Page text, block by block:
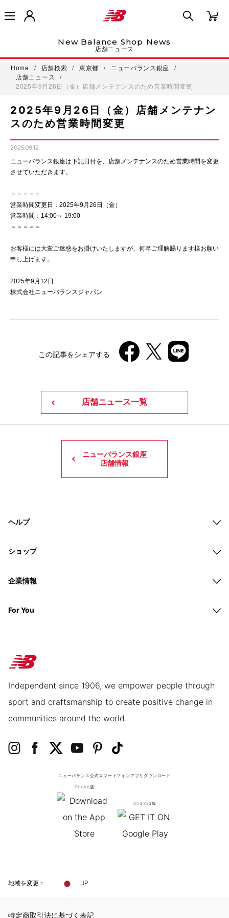
New Balance Shop News
店舗ニュース
Home / 店舗検索 / 東京都 / ニューバランス銀座
/
店舗ニュース
/
2025年9月26日（金）店舗メンテナンスのため営業時間変更
2025年9月26日（金）店舗メンテナン
スのため営業時間変更
2025.09.12
ニューバランス銀座は下記日付を、店舗メンテナンスのため営業時間を変更
させていただきます。
＝＝＝＝＝
営業時間変更日：2025年9月26日（金）
営業時間：14:00～ 19:00
＝＝＝＝＝
お客様には大変ご迷惑をお掛けいたしますが、何卒ご理解賜ります様お願い
申し上げます。
2025年9月12日
株式会社ニューバランスジャパン
この記事をシェアする
店舗ニュース一覧
ニューバランス銀座
店舗情報
ヘルプ
ショップ
企業情報
For You
Independent since 1906, we empower people through
sport and craftsmanship to create positive change in
communities around the world.
ニューバランス公式スマートフォンアプリ ダウンロード
iPhone版
Android版
地域を変更： JP
特定商取引法に基づく表記